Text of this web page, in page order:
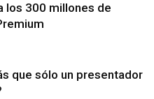
los 300 millones de
que sólo un presentador